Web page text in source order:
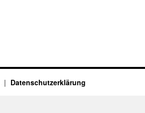
Datenschutz­erklärung